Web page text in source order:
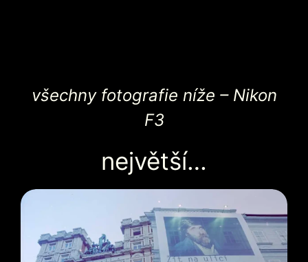
všechny fotografie níže – Nikon
F3
největší…